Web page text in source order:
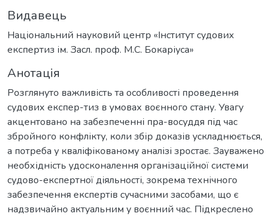
Видавець
Національний науковий центр «Інститут судових
експертиз ім. Засл. проф. М.С. Бокаріуса»
Анотація
Розглянуто важливість та особливості проведення
судових експер-тиз в умовах воєнного стану. Увагу
акцентовано на забезпеченні пра-восуддя під час
збройного конфлікту, коли збір доказів ускладнюється,
а потреба у кваліфікованому аналізі зростає. Зауважено
необхідність удосконалення організаційної системи
судово-експертної діяльності, зокрема технічного
забезпечення експертів сучасними засобами, що є
надзвичайно актуальним у воєнний час. Підкреслено